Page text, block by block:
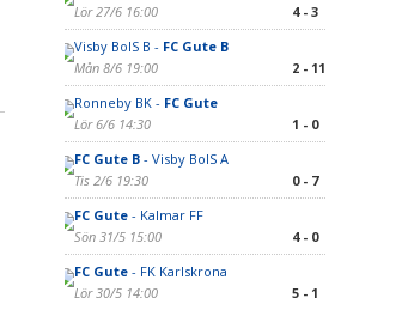
Lör 27/6 16:00
4 - 3
Visby BoIS B - FC Gute B
Mån 8/6 19:00
2 - 11
Ronneby BK - FC Gute
Lör 6/6 14:30
1 - 0
FC Gute B- Visby BoIS A
Tis 2/6 19:30
0 - 7
FC Gute- Kalmar FF
Sön 31/5 15:00
4 - 0
FC Gute- FK Karlskrona
Lör 30/5 14:00
5 - 1